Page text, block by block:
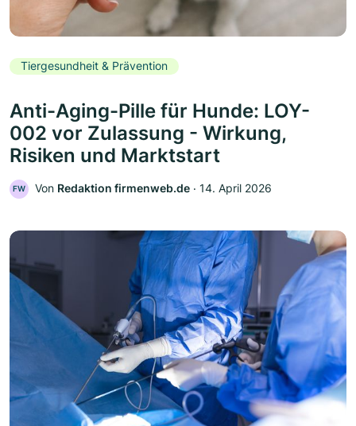
Tiergesundheit & Prävention
Anti-Aging-Pille für Hunde: LOY-
002 vor Zulassung - Wirkung,
Risiken und Marktstart
FW Von Redaktion firmenweb.de ‧ 14. April 2026